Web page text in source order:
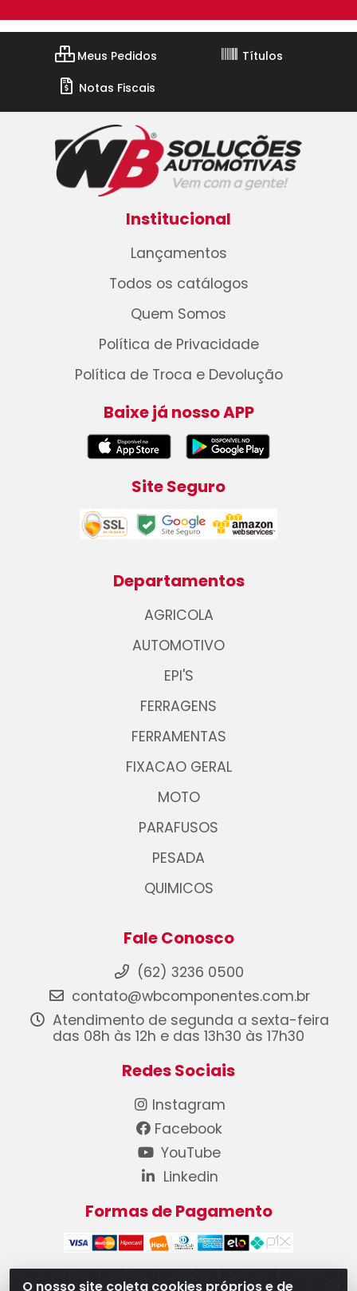
O nosso site coleta cookies próprios e de
Meus Pedidos
Títulos
Notas Fiscais
Institucional
Lançamentos
Todos os catálogos
Quem Somos
Política de Privacidade
Política de Troca e Devolução
Baixe já nosso APP
Site Seguro
Departamentos
AGRICOLA
AUTOMOTIVO
EPI'S
FERRAGENS
FERRAMENTAS
FIXACAO GERAL
MOTO
PARAFUSOS
PESADA
QUIMICOS
Fale Conosco
(62) 3236 0500
contato@wbcomponentes.com.br
Atendimento de segunda a sexta-feira
das 08h às 12h e das 13h30 às 17h30
Redes Sociais
Instagram
Facebook
YouTube
Linkedin
Formas de Pagamento